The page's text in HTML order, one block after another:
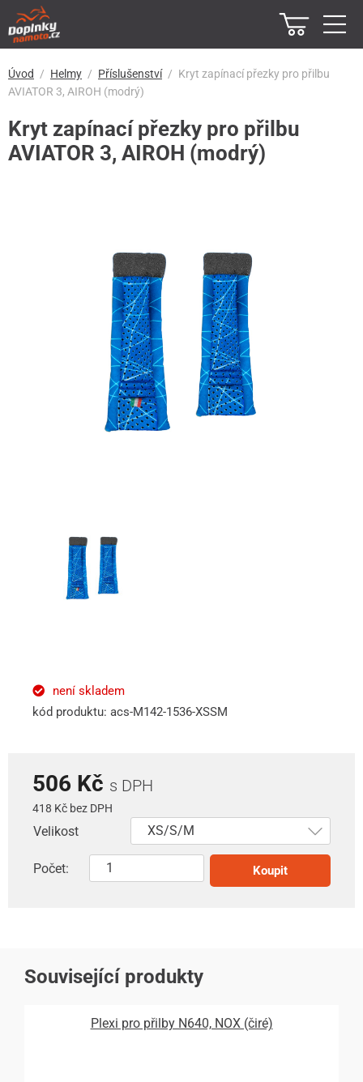
Úvod Helmy Příslušenství
Kryt zapínací přezky pro přilbu
AVIATOR 3, AIROH (modrý)
Kryt zapínací přezky pro přilbu
AVIATOR 3, AIROH (modrý)
není skladem
kód produktu: acs-M142-1536-XSSM
506 Kč s DPH
418 Kč bez DPH
Velikost
Počet: Koupit
Související produkty
Plexi pro přilby N640, NOX (čiré)